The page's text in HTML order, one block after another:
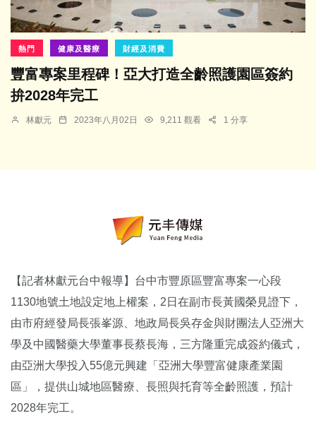
熱門 健康及醫療 財經及消費
豐富專案里程碑！亞大打造全齡照護園區簽約
拚2028年完工
林獻元 2023年八月02日 9,211 觀看 1 分享
【記者林獻元台中報導】台中市豐原區豐富專案一心段
1130地號土地設定地上權案，2日在副市長黃國榮見證下，
由市府經發局長張峯源、地政局長吳存金與財團法人亞洲大
學及中國醫藥大學董事長蔡長海，三方隆重完成簽約儀式，
由亞洲大學投入55億元興建「亞洲大學豐富健康產業園
區」，提供山城地區醫療、長照與托育等全齡照護，預計
2028年完工。